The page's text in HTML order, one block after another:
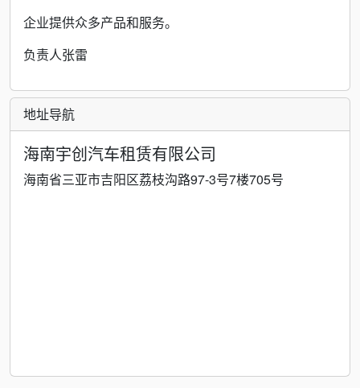
企业提供众多产品和服务。
负责人张雷
地址导航
海南宇创汽车租赁有限公司
海南省三亚市吉阳区荔枝沟路97-3号7楼705号